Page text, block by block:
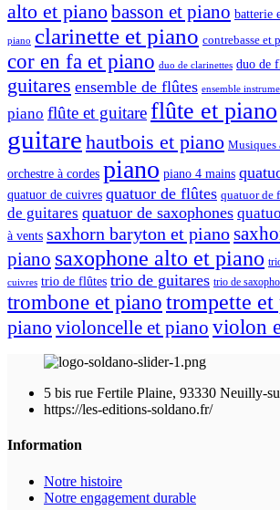
alto et pianobasson et piano batterie
piano clarinette et piano contrebasse et
cor en fa et piano duo de clarinettes duo de
guitares ensemble de flûtes ensemble
piano flûte et guitareflûte et piano
guitare hautbois et piano Musiques
orchestre à cordes piano piano 4 mains
quatuor de cuivres quatuor de flûtes quatuor de
de guitares quatuor de saxophones
à vents saxhorn baryton et piano
piano saxophone alto et piano
cuivres trio de flûtes trio de guitares trio de
trombone et piano trompette et
pianovioloncelle et piano violon
5 bis rue Fertile Plaine, 93330 Neuilly-
https://les-editions-soldano.fr/
Information
Notre histoire
Notre engagement durable